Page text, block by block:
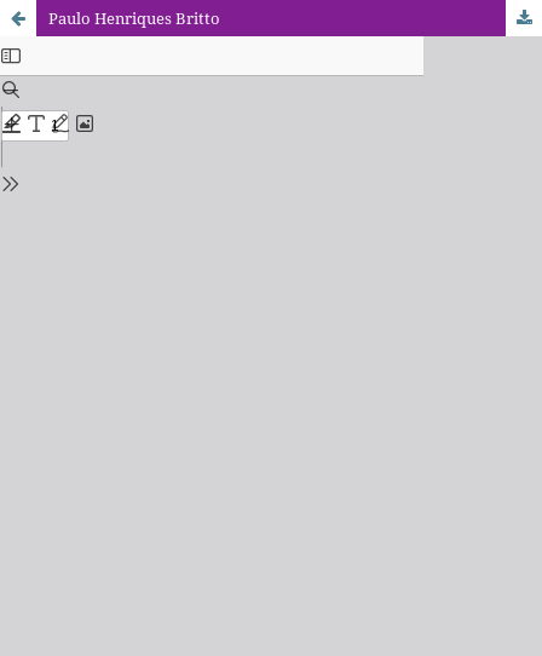
Paulo Henriques Britto